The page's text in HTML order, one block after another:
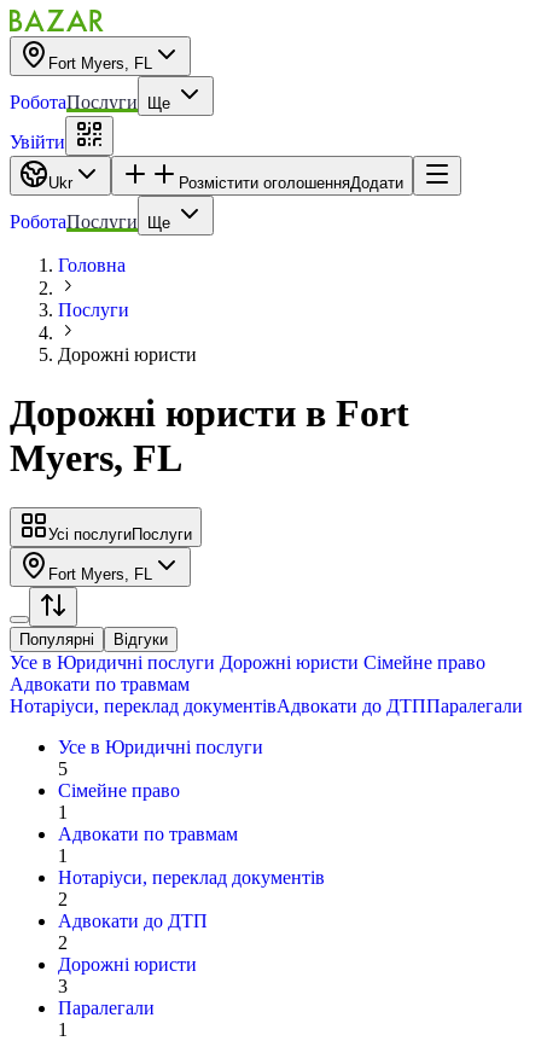
Fort Myers, FL
РоботаПослуги Ще
Увійти
Ukr Розмістити оголошенняДодати
РоботаПослуги Ще
Головна
Послуги
Дорожні юристи
Дорожні юристи в Fort
Myers, FL
Усі послугиПослуги
Fort Myers, FL
Популярні Відгуки
Усе в Юридичні послуги Дорожні юристи Сімейне право
Адвокати по травмам
Нотаріуси, переклад документівАдвокати до ДТППаралегали
Усе в Юридичні послуги
5
Сімейне право
1
Адвокати по травмам
1
Нотаріуси, переклад документів
2
Адвокати до ДТП
2
Дорожні юристи
3
Паралегали
1